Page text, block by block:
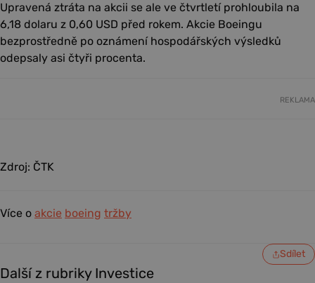
Upravená ztráta na akcii se ale ve čtvrtletí prohloubila na
6,18 dolaru z 0,60 USD před rokem. Akcie Boeingu
bezprostředně po oznámení hospodářských výsledků
odepsaly asi čtyři procenta.
REKLAMA
Zdroj: ČTK
Více o akcie boeing tržby
Sdílet
Další z rubriky Investice